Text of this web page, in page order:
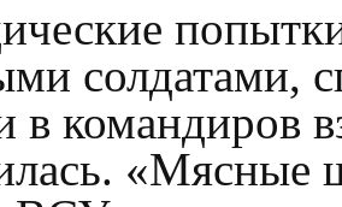
солдатами,
в командиров
«Мясные